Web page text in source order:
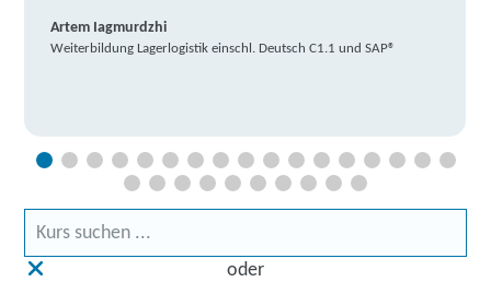
Artem Iagmurdzhi
Weiterbildung Lagerlogistik einschl. Deutsch C1.1 und SAP®
oder